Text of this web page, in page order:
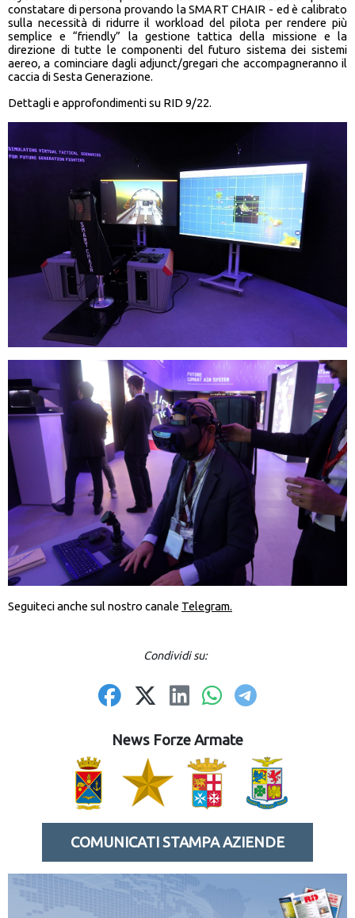
constatare di persona provando la SMART CHAIR - ed è calibrato
sulla necessità di ridurre il workload del pilota per rendere più
semplice e “friendly” la gestione tattica della missione e la
direzione di tutte le componenti del futuro sistema dei sistemi
aereo, a cominciare dagli adjunct/gregari che accompagneranno il
caccia di Sesta Generazione.
Dettagli e approfondimenti su RID 9/22.
Seguiteci anche sul nostro canale Telegram.
Condividi su:
News Forze Armate
COMUNICATI STAMPA AZIENDE